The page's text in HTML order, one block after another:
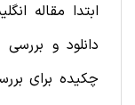
ابتدا مقاله
دانلود و
چکیده برای